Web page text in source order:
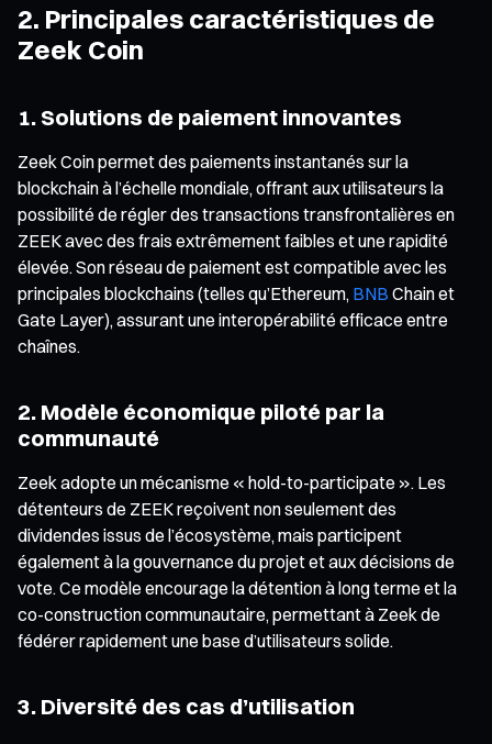
2. Principales caractéristiques de
Zeek Coin
1. Solutions de paiement innovantes
Zeek Coin permet des paiements instantanés sur la
blockchain à l’échelle mondiale, offrant aux utilisateurs la
possibilité de régler des transactions transfrontalières en
ZEEK avec des frais extrêmement faibles et une rapidité
élevée. Son réseau de paiement est compatible avec les
principales blockchains (telles qu’Ethereum, BNB Chain et
Gate Layer), assurant une interopérabilité efficace entre
chaînes.
2. Modèle économique piloté par la
communauté
Zeek adopte un mécanisme « hold-to-participate ». Les
détenteurs de ZEEK reçoivent non seulement des
dividendes issus de l’écosystème, mais participent
également à la gouvernance du projet et aux décisions de
vote. Ce modèle encourage la détention à long terme et la
co-construction communautaire, permettant à Zeek de
fédérer rapidement une base d’utilisateurs solide.
3. Diversité des cas d’utilisation